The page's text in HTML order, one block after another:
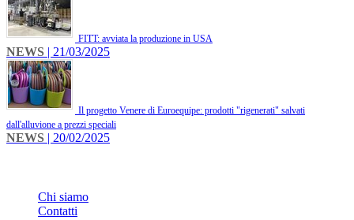
FITT: avviata la produzione in USA
NEWS | 21/03/2025
Il progetto Venere di Euroequipe: prodotti "rigenerati" salvati
dall'alluvione a prezzi speciali
NEWS | 20/02/2025
Chi siamo
Contatti